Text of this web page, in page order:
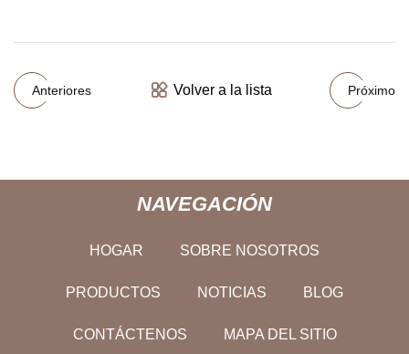
Anteriores Volver a la lista Próximo
NAVEGACIÓN
HOGAR SOBRE NOSOTROS
PRODUCTOS NOTICIAS BLOG
CONTÁCTENOS MAPA DEL SITIO